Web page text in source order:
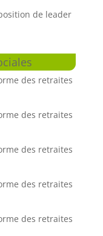
de leader
des retraites
des retraites
des retraites
des retraites
des retraites